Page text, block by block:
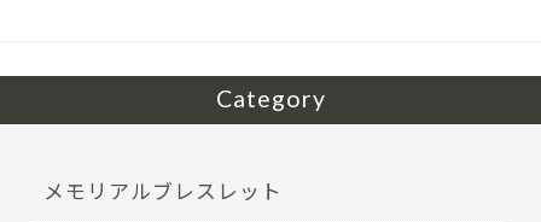
Category
メモリアルブレスレット